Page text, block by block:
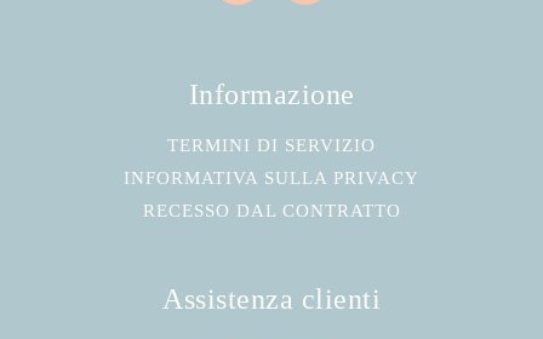
Informazione
TERMINI DI SERVIZIO
INFORMATIVA SULLA PRIVACY
RECESSO DAL CONTRATTO
Assistenza clienti